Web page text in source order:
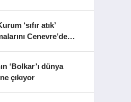
‘sıfır atık’
Cenevre’de
‘Bolkar’ı dünya
çıkıyor